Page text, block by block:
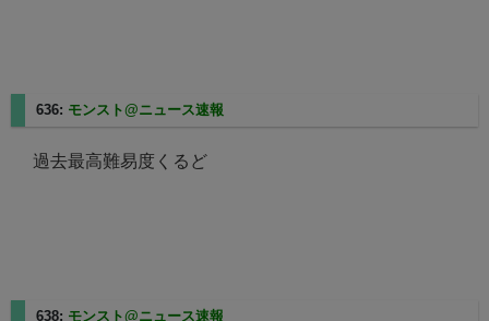
636: モンスト@ニュース速報
過去最高難易度くるど
638: モンスト@ニュース速報